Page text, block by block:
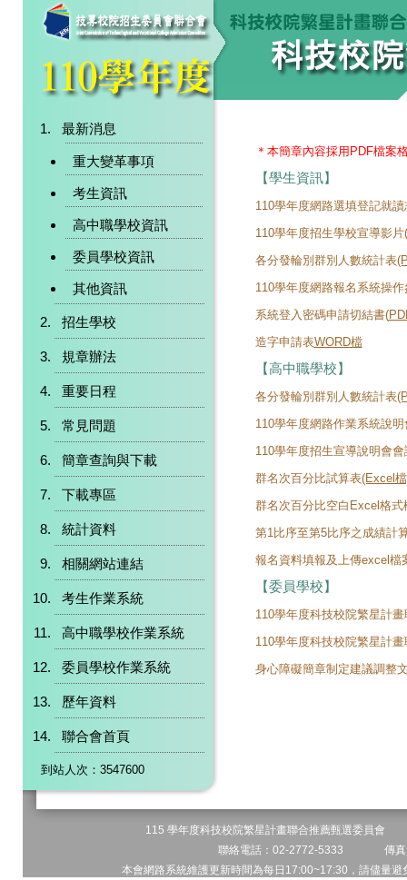
最新消息
重大變革事項
考生資訊
高中職學校資訊
委員學校資訊
其他資訊
招生學校
規章辦法
重要日程
常見問題
簡章查詢與下載
下載專區
統計資料
相關網站連結
考生作業系統
高中職學校作業系統
委員學校作業系統
歷年資料
聯合會首頁
到站人次：3547600
＊本簡章內容採用PDF檔案
【學生資訊】
110學年度網路選填登記就
110學年度招生學校宣導影片
各分發輪別群別人數統計表
110學年度網路報名系統操
系統登入密碼申請切結書(
造字申請表WORD檔
【高中職學校】
各分發輪別群別人數統計表
110學年度網路作業系統說
110學年度招生宣導說明會會
群名次百分比試算表(Excel
群名次百分比空白Excel格式
第1比序至第5比序之成績計
報名資料填報及上傳excel檔
【委員學校】
110學年度科技校院繁星計
110學年度科技校院繁星計
身心障礙簡章制定建議調整
115 學年度科技校院繁星計畫聯合推薦甄選委員會
聯絡電話：02-2772-5333 傳
本會網路系統維護更新時間為每日17:00~17:30，請儘量